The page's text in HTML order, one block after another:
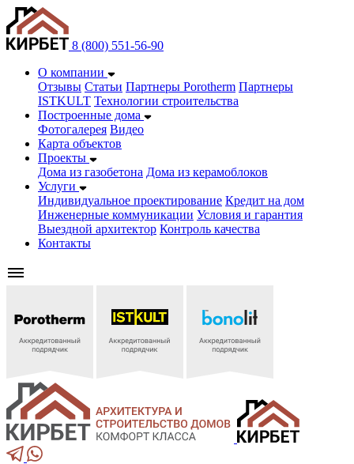
8 (800) 551-56-90
О компании
Отзывы Статьи Партнеры Porotherm Партнеры
ISTKULT Технологии строительства
Построенные дома
Фотогалерея Видео
Карта объектов
Проекты
Дома из газобетонa Дома из керамоблоков
Услуги
Индивидуальное проектирование Кредит на дом
Инженерные коммуникации Условия и гарантия
Выездной архитектор Контроль качества
Контакты